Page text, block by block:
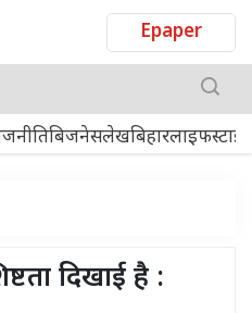
Epaper
बिजनेसलेखबिहार
दिखाई है :